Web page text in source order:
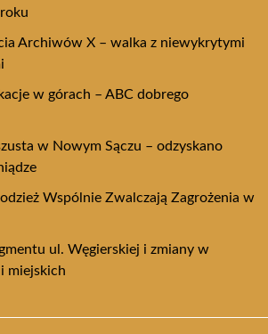
Archiwów X – walka z niewykrytymi
w górach – ABC dobrego
w Nowym Sączu – odzyskano
Wspólnie Zwalczają Zagrożenia w
ul. Węgierskiej i zmiany w
miejskich